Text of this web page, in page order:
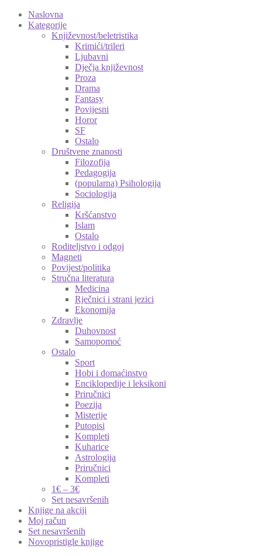
Naslovna
Kategorije
Književnost/beletristika
Krimići/trileri
Ljubavni
Dječja književnost
Proza
Drama
Fantasy
Povijesni
Horor
SF
Ostalo
Društvene znanosti
Filozofija
Pedagogija
(popularna) Psihologija
Sociologija
Religija
Kršćanstvo
Islam
Ostalo
Roditeljstvo i odgoj
Magneti
Povijest/politika
Stručna literatura
Medicina
Rječnici i strani jezici
Ekonomija
Zdravlje
Duhovnost
Samopomoć
Ostalo
Sport
Hobi i domaćinstvo
Enciklopedije i leksikoni
Priručnici
Poezija
Misterije
Putopisi
Kompleti
Kuharice
Astrologija
Priručnici
Kompleti
1€ – 3€
Set nesavršenih
Knjige na akciji
Moj račun
Set nesavršenih
Novopristigle knjige